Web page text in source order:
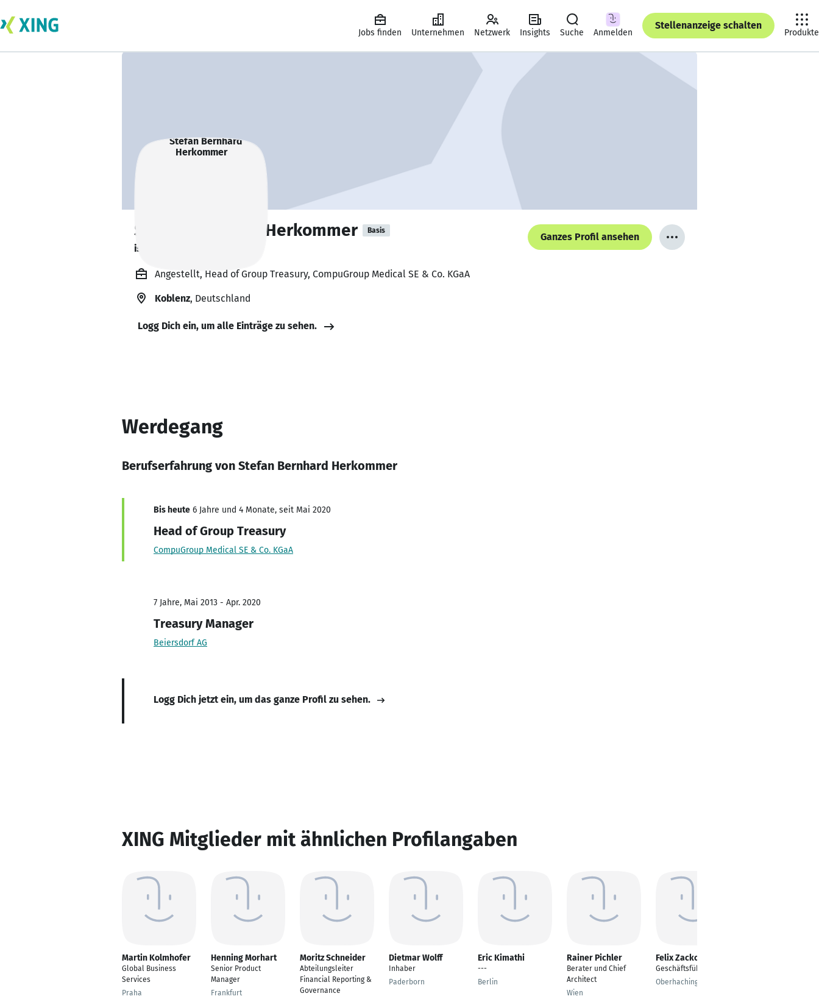
Jobs finden Unternehmen Netzwerk Insights Suche Anmelden
Stellenanzeige schalten
Produkte
Stefan Bernhard Herkommer Basis
ist offen für Projekte. 🔎
Ganzes Profil ansehen
Angestellt, Head of Group Treasury, CompuGroup Medical SE & Co. KGaA
Koblenz, Deutschland
Logg Dich ein, um alle Einträge zu sehen.
Werdegang
Berufserfahrung von Stefan Bernhard Herkommer
Bis heute 6 Jahre und 4 Monate, seit Mai 2020
Head of Group Treasury
CompuGroup Medical SE & Co. KGaA
7 Jahre, Mai 2013 - Apr. 2020
Treasury Manager
Beiersdorf AG
Logg Dich jetzt ein, um das ganze Profil zu sehen.
XING Mitglieder mit ähnlichen Profilangaben
Martin Kolmhofer
Global Business
Services
Praha
Henning Morhart
Senior Product
Manager
Frankfurt
Moritz Schneider
Abteilungsleiter
Financial Reporting &
Governance
Dietmar Wolff
Inhaber
Paderborn
Eric Kimathi
---
Berlin
Rainer Pichler
Berater und Chief
Architect
Wien
Felix Zackor
Geschäftsführer
Oberhaching